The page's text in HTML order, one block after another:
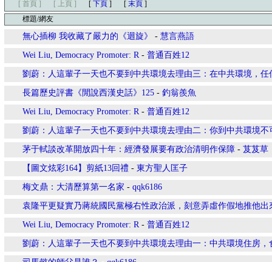
[ 首頁 ] [ 上頁 ] [ 下頁 ] [ 末頁 ]
標題/網友
無心插柳 我收藏了嚴力的《迴旋》 - 慧言燕語
Wei Liu, Democracy Promoter: R- 普通百姓12
劉蔚：人這輩子一天也不要到中共環境去理由三：在中共環境，任
長篇歷史評書《閒說西漢史話》125 - 釣翁羨魚
Wei Liu, Democracy Promoter: R- 普通百姓12
劉蔚：人這輩子一天也不要到中共環境去理由二：你到中共環境不
茅于軾談改革開放四十年：經濟發展要有政治清明作保障 - 芨芨草
【圖文炫彩164】剪紙13回禮 - 東方聖人匡子
梅文鼎：大清歷算第一名家 - qqk6186
袁隆平更疑實乃蔣統國民黨極右性政治派，刻意弄虛作假地推他
Wei Liu, Democracy Promoter: R- 普通百姓12
劉蔚：人這輩子一天也不要到中共環境去理由一：中共環境住房，